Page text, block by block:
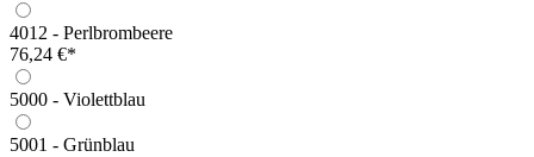
4012 - Perlbrombeere
76,24 €*
5000 - Violettblau
5001 - Grünblau